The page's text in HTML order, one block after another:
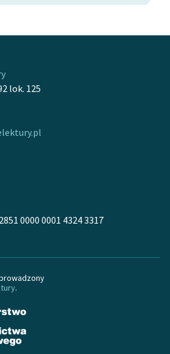
lok. 125
0000 0001 4324 3317
.